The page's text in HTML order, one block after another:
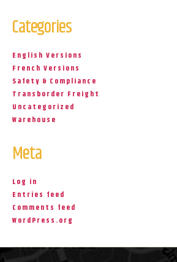
Categories
English Versions
French Versions
Safety & Compliance
Transborder Freight
Uncategorized
Warehouse
Meta
Log in
Entries feed
Comments feed
WordPress.org